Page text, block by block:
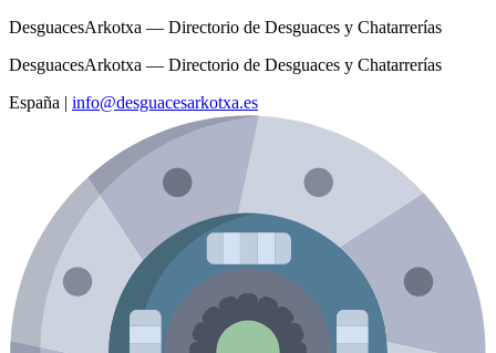
DesguacesArkotxa — Directorio de Desguaces y Chatarrerías
DesguacesArkotxa — Directorio de Desguaces y Chatarrerías
España | info@desguacesarkotxa.es